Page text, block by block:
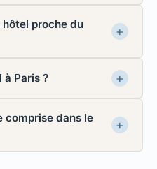
proche du
à Paris ?
comprise dans le